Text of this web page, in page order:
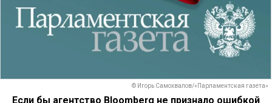
© Игорь Самохвалов/«Парламентская газета»
Если бы агентство Bloomberg не признало ошибкой